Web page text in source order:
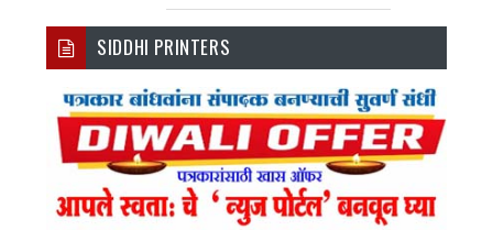
Fac
Ebo
Ok
Twi
Inst
Am
You
E
SIDDHI PRINTERS